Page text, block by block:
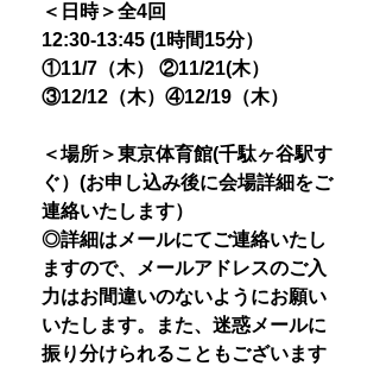
＜日時＞全4回
12:30-13:45 (1時間15分）
①11/7（木） ②11/21(木）
③12/12（木）④12/19（木）
＜場所＞東京体育館(千駄ヶ谷駅す
ぐ）(お申し込み後に会場詳細をご
連絡いたします）
◎詳細はメールにてご連絡いたし
ますので、メールアドレスのご入
力はお間違いのないようにお願い
いたします。また、迷惑メールに
振り分けられることもございます